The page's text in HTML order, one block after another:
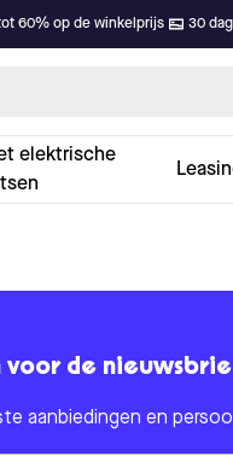
60% op de winkelprijs 30
elektrische
voor de
aanbiedingen en